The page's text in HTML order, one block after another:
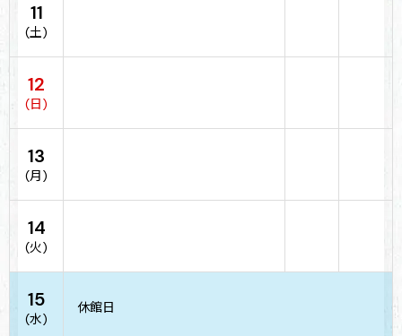
11
(土)
12
(日)
13
(月)
14
(火)
15
(水)
休館日